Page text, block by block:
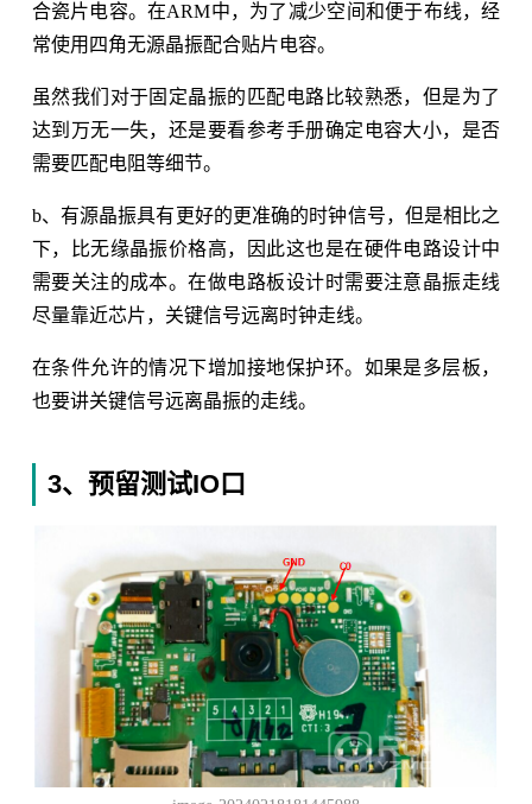
合瓷片电容。在ARM中，为了减少空间和便于布线，经
常使用四角无源晶振配合贴片电容。
虽然我们对于固定晶振的匹配电路比较熟悉，但是为了
达到万无一失，还是要看参考手册确定电容大小，是否
需要匹配电阻等细节。
b、有源晶振具有更好的更准确的时钟信号，但是相比之
下，比无缘晶振价格高，因此这也是在硬件电路设计中
需要关注的成本。在做电路板设计时需要注意晶振走线
尽量靠近芯片，关键信号远离时钟走线。
在条件允许的情况下增加接地保护环。如果是多层板，
也要讲关键信号远离晶振的走线。
3、预留测试IO口